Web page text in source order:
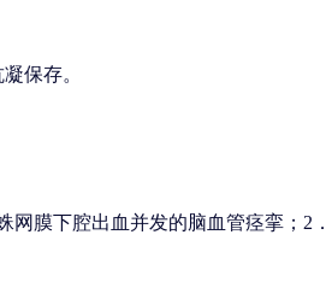
保存。
网膜下腔出血并发的脑血管痉挛；